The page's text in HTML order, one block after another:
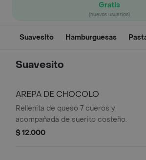
Gratis
(nuevos usuarios)
Suavesito Hamburguesas
Suavesito
AREPA DE CHOCOLO
Rellenita de queso 7 cueros y
acompañada de suerito costeño.
$ 12.000